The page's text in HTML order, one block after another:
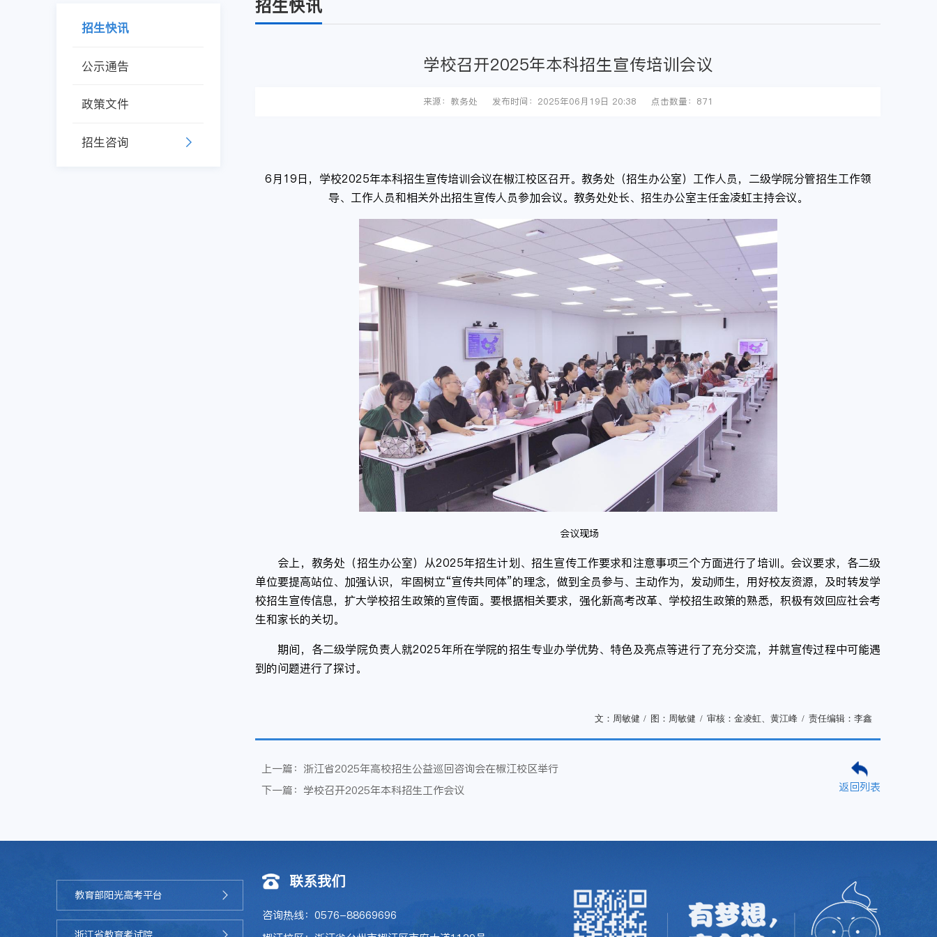
招生快讯
公示通告
政策文件
招生咨询
招生快讯
学校召开2025年本科招生宣传培训会议
来源：教务处 发布时间：2025年06月19日 20:38 点击数量： 871
6月19日，学校2025年本科招生宣传培训会议在椒江校区召开。教务处（招生办公室）工作人员，二级学院分管招生工作领
导、工作人员和相关外出招生宣传人员参加会议。教务处处长、招生办公室主任金凌虹主持会议。
会议现场
会上，教务处（招生办公室）从2025年招生计划、招生宣传工作要求和注意事项三个方面进行了培训。会议要求，各二级
单位要提高站位、加强认识，牢固树立“宣传共同体”的理念，做到全员参与、主动作为，发动师生，用好校友资源，及时转发学
校招生宣传信息，扩大学校招生政策的宣传面。要根据相关要求，强化新高考改革、学校招生政策的熟悉，积极有效回应社会考
生和家长的关切。
期间，各二级学院负责人就2025年所在学院的招生专业办学优势、特色及亮点等进行了充分交流，并就宣传过程中可能遇
到的问题进行了探讨。
文：周敏健 / 图：周敏健 / 审核：金凌虹、黄江峰 / 责任编辑：李鑫
上一篇：浙江省2025年高校招生公益巡回咨询会在椒江校区举行
下一篇：学校召开2025年本科招生工作会议
返回列表
教育部阳光高考平台
联系我们
咨询热线：0576-88669696